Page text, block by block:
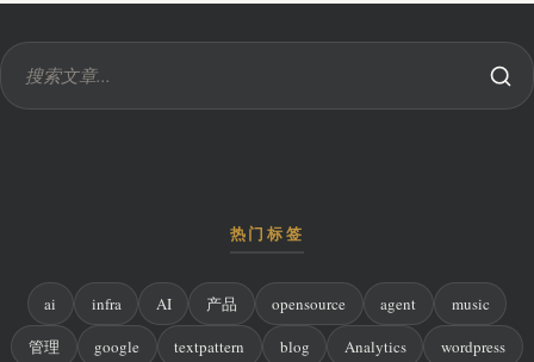
热门标签
ai infra AI 产品 opensource agent music
管理 google textpattern blog Analytics wordpress